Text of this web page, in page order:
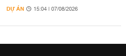
DỰ ÁN 15:04 | 07/08/2026